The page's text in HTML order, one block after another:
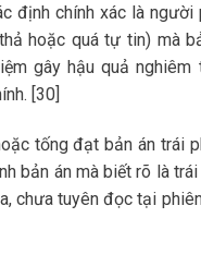
định chính xác là
hoặc quá tự tin) mà
gây hậu quả nghiêm
[30]
tống đạt bản án trái
bản án mà biết rõ là
chưa tuyên đọc tại